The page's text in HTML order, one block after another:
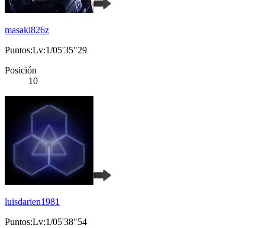
masaki826z
Puntos:Lv:1/05'35"29
Posición
10
luisdarien1981
Puntos:Lv:1/05'38"54